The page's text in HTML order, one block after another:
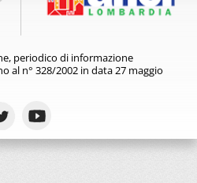
periodico di informazione
al n° 328/2002 in data 27 maggio